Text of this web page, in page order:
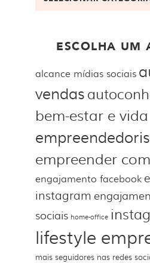
ESCOLHA UM
alcance mídias sociais
vendas
bem-estar e
empreender
engajamento facebook
instagram
sociais home-office
lifestyle
mais seguidores nas redes